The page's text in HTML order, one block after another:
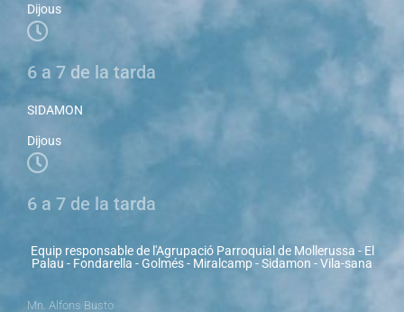
Dijous
6 a 7 de la tarda
SIDAMON
Dijous
6 a 7 de la tarda
Equip responsable de l'Agrupació Parroquial de Mollerussa - El
Palau - Fondarella - Golmés - Miralcamp - Sidamon - Vila-sana
Mn. Alfons Busto